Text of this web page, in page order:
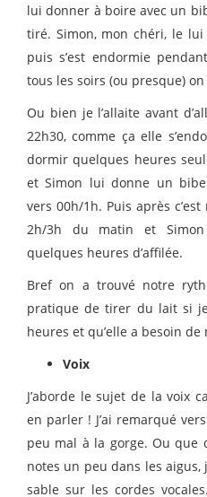
lui donner à boire avec un
tiré. Simon, mon chéri, le
puis s’est endormie
tous les soirs (ou presque)
Ou bien je l’allaite avant
22h30, comme ça elle
dormir quelques heures
et Simon lui donne un
vers 00h/1h. Puis après
2h/3h du matin et
quelques heures d’affilée.
Bref on a trouvé notre
pratique de tirer du lait si
heures et qu’elle a besoin de
Voix
J’aborde le sujet de la voix
en parler ! J’ai remarqué
peu mal à la gorge. Ou que
notes un peu dans les aigus,
sable sur les cordes